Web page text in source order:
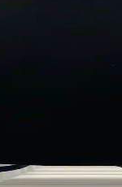
panosu,
Hangi
kullanım alanları
yorumları
ve Seçim